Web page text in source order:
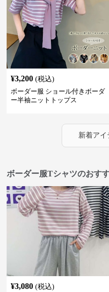
¥3,200 (税込)
ボーダー服 ショール付きボーダ
ー半袖ニットトップス
新着アイ
ボーダー服Tシャツのおす
¥3,080 (税込)